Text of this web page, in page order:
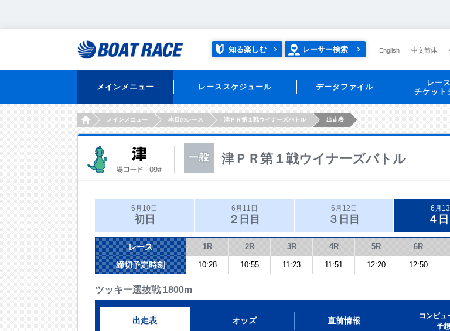
知る楽しむ レーサー検索 English 中文简体
メインメニュー レーススケジュール データファイル
レー
チケット
HOMEメインメニュー 本日のレース 津ＰＲ第１戦ウイナーズバトル 出走表
津ＰＲ第１戦ウイナーズバトル
6月10日
初日
6月11日
２日目
6月12日
３日目
6月13
４日
レース 1R 2R 3R 4R 5R 6R
締切予定時刻 10:28 10:55 11:23 11:51 12:20 12:50
ツッキー選抜戦 1800m
出走表 オッズ 直前情報
コンピュ
予想